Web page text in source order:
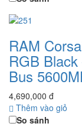
RAM
RGB
Bus
4,690,000 đ
Thêm vào giỏ
So sánh